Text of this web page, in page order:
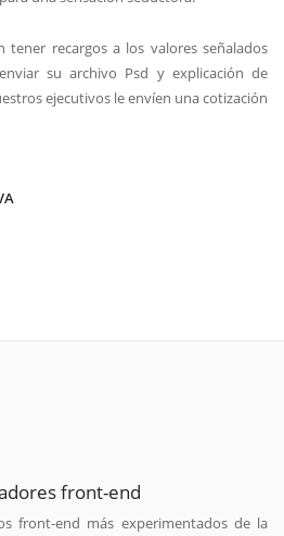
tener recargos a los valores señalados
su archivo Psd y explicación de
ejecutivos le envíen una cotización
front-end
front-end más experimentados de la